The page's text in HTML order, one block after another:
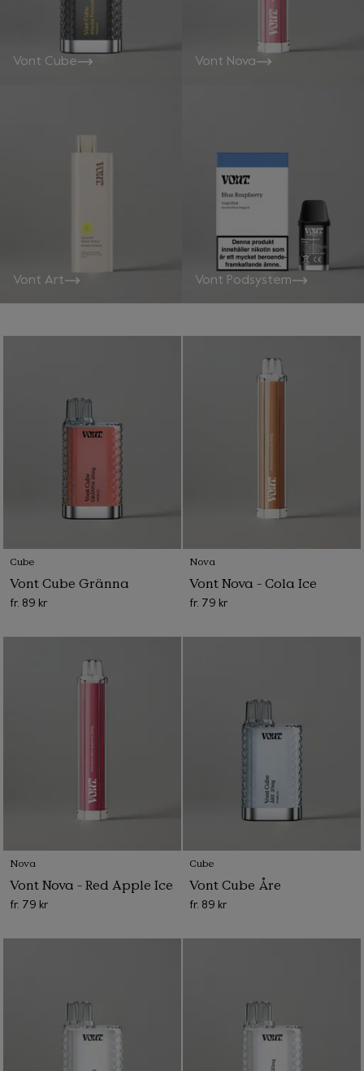
Vont Cube Vont Nova
Vont Art Vont Podsystem
Cube
Vont Cube Gränna
fr. 89 kr
Nova
Vont Nova - Cola Ice
fr. 79 kr
Nova
Vont Nova - Red Apple Ice
fr. 79 kr
Cube
Vont Cube Åre
fr. 89 kr